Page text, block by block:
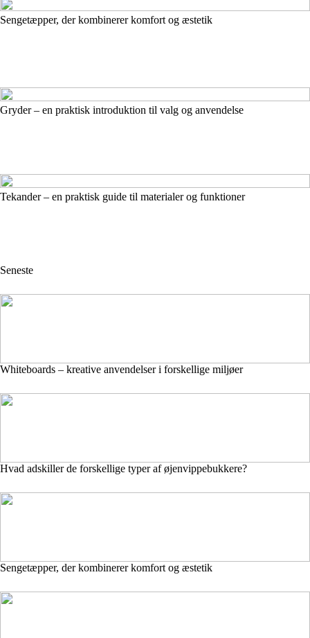
Sengetæpper, der kombinerer komfort og æstetik
Gryder – en praktisk introduktion til valg og anvendelse
Tekander – en praktisk guide til materialer og funktioner
Seneste
Whiteboards – kreative anvendelser i forskellige miljøer
Hvad adskiller de forskellige typer af øjenvippebukkere?
Sengetæpper, der kombinerer komfort og æstetik